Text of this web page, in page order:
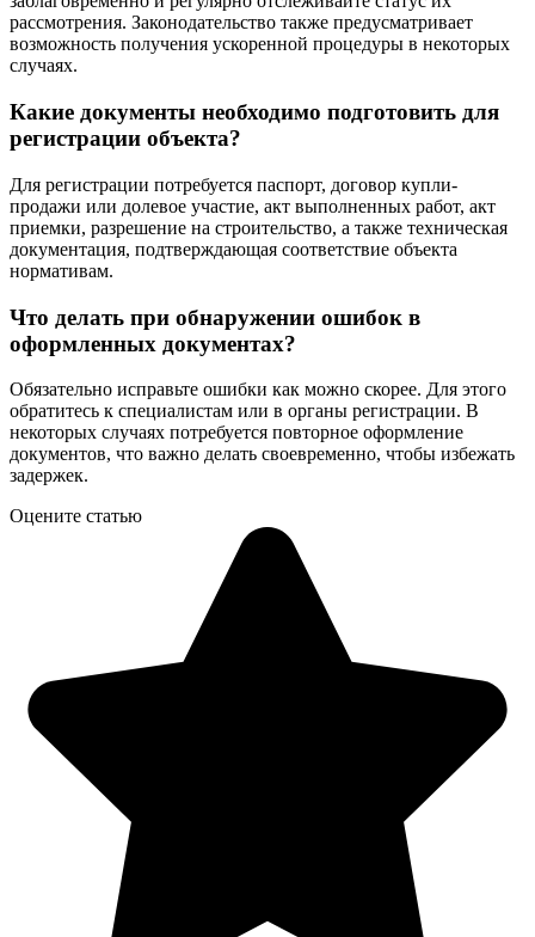
рассмотрения. Законодательство также предусматривает
возможность получения ускоренной процедуры в некоторых
случаях.
Какие документы необходимо подготовить для
регистрации объекта?
Для регистрации потребуется паспорт, договор купли-
продажи или долевое участие, акт выполненных работ, акт
приемки, разрешение на строительство, а также техническая
документация, подтверждающая соответствие объекта
нормативам.
Что делать при обнаружении ошибок в
оформленных документах?
Обязательно исправьте ошибки как можно скорее. Для этого
обратитесь к специалистам или в органы регистрации. В
некоторых случаях потребуется повторное оформление
документов, что важно делать своевременно, чтобы избежать
задержек.
Оцените статью